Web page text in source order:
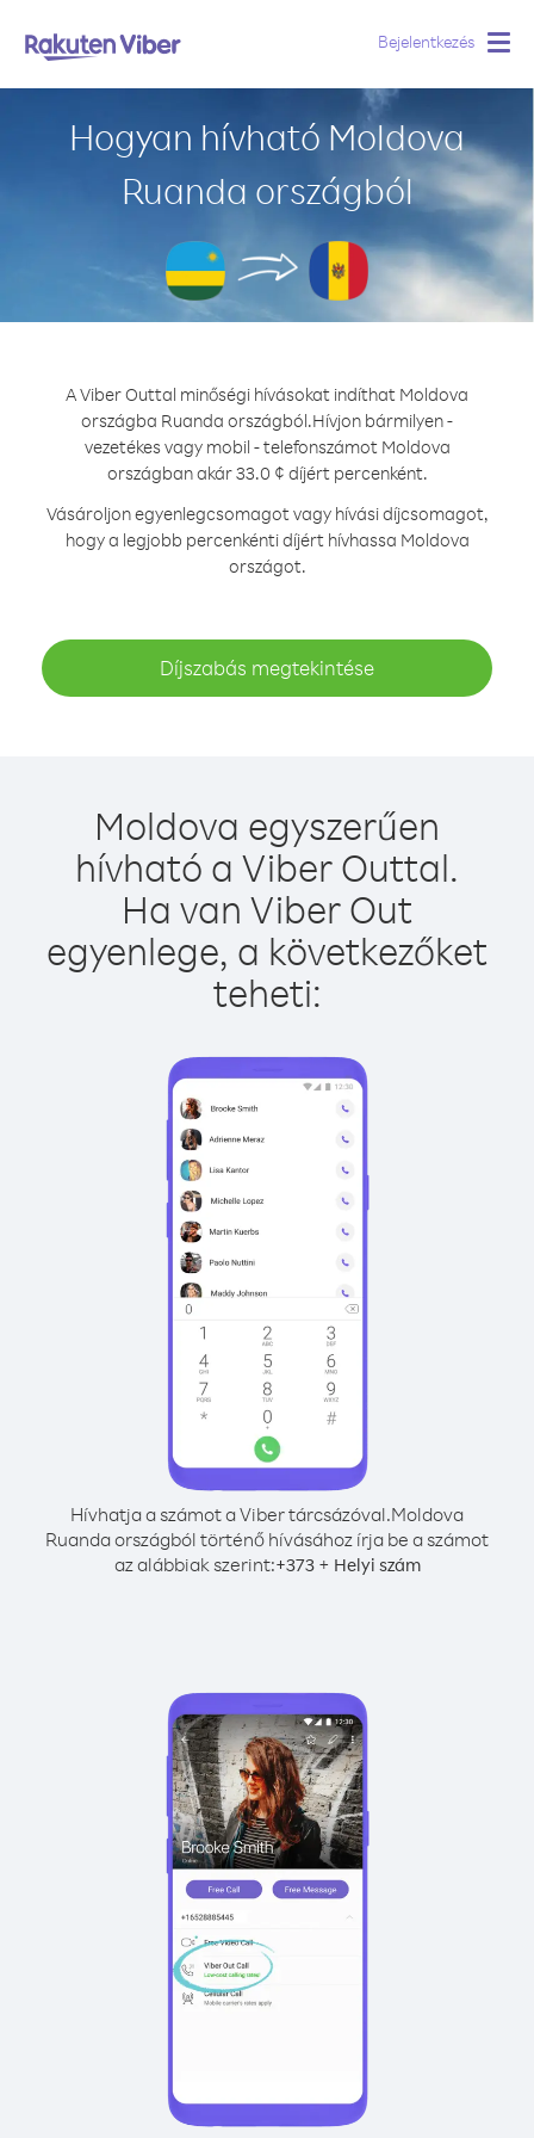
Bejelentkezés
Hogyan hívható Moldova
Ruanda országból
A Viber Outtal minőségi hívásokat indíthat Moldova
országba Ruanda országból.Hívjon bármilyen -
vezetékes vagy mobil - telefonszámot Moldova
országban akár 33.0 ¢ díjért percenként.
Vásároljon egyenlegcsomagot vagy hívási díjcsomagot,
hogy a legjobb percenkénti díjért hívhassa Moldova
országot.
Díjszabás megtekintése
Moldova egyszerűen
hívható a Viber Outtal.
Ha van Viber Out
egyenlege, a következőket
teheti:
Hívhatja a számot a Viber tárcsázóval.Moldova
Ruanda országból történő hívásához írja be a számot
az alábbiak szerint:+373+ Helyi szám